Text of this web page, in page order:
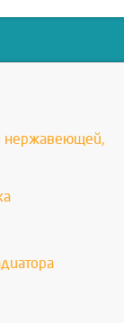
нержавеющей,